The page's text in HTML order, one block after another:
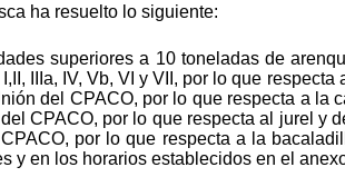
ha resuelto lo siguiente:
superiores a 10 toneladas de
IIIa, IV, Vb, VI y VII, por lo que
del CPACO, por lo que respecta a la
CPACO, por lo que respecta al jurel y
por lo que respecta a la
y en los horarios establecidos en el